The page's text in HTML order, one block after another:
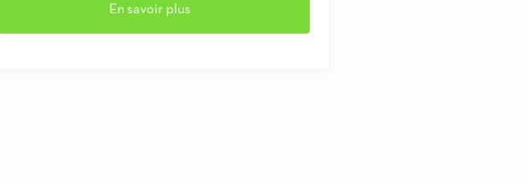
En savoir plus